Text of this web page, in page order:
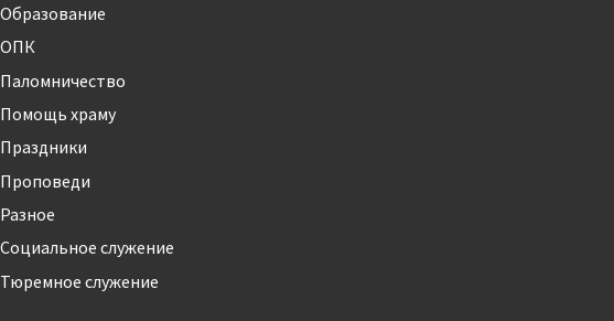
Образование
ОПК
Паломничество
Помощь храму
Праздники
Проповеди
Разное
Социальное служение
Тюремное служение